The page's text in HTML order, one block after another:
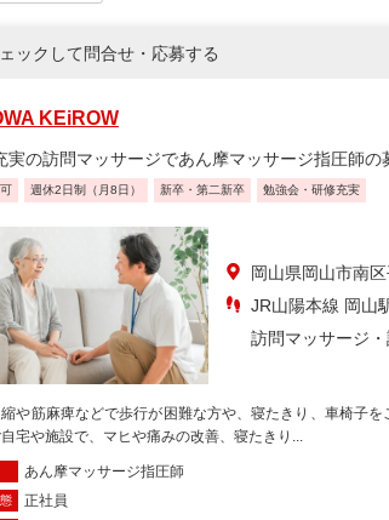
ックして問合せ・応募する
KEiROW
実の訪問マッサージであん摩マッサージ指圧師の
週休2日制（月8日） 新卒・第二新卒 勉強会・研修充実
岡山県岡山市南
JR山陽本線 岡山
訪問マッサージ
や筋麻痺などで歩行が困難な方や、寝たきり、車椅子
宅や施設で、マヒや痛みの改善、寝たきり...
あん摩マッサージ指圧師
正社員